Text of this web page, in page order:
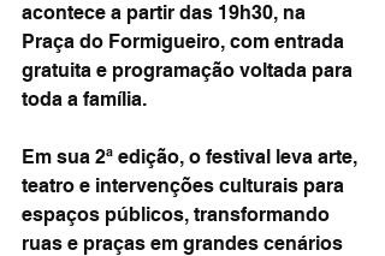
acontece a partir das 19h30, na
Praça do Formigueiro, com entrada
gratuita e programação voltada para
toda a família.
Em sua 2ª edição, o festival leva arte,
teatro e intervenções culturais para
espaços públicos, transformando
ruas e praças em grandes cenários